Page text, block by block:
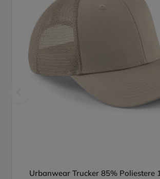
Urbanwear Trucker 85% Poliestere